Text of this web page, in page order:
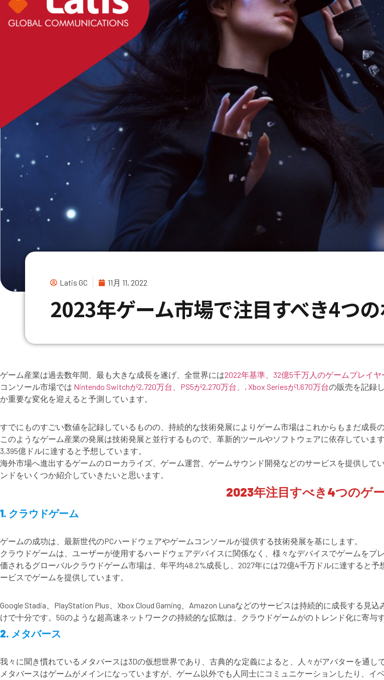
Latis GC 11月 11, 2022
2023年ゲーム市場で注目すべき4つ
ゲーム産業は過去数年間、最も大きな成長を遂げ、全世界には2022年基準、32億5千万人のゲームプレイヤ
コンソール市場では Nintendo Switchが2,720万台、PS5が2,270万台、, Xbox Seriesが1,670万台の販売を記録
か重要な変化を迎えると予測しています。
すでにものすごい数値を記録しているものの、持続的な技術発展によりゲーム市場はこれからもまだ成長
このようなゲーム産業の発展は技術発展と並行するもので、革新的ツールやソフトウェアに依存しています
3,395億ドルに達すると予想しています。
海外市場へ進出するゲームのローカライズ、ゲーム運営、ゲームサウンド開発などのサービスを提供して
ンドをいくつか紹介していきたいと思います。
2023年注目すべき4つのゲ
1. クラウドゲーム
ゲームの成功は、最新世代のPCハードウェアやゲームコンソールが提供する技術発展を基にします。
クラウドゲームは、ユーザーが使用するハードウェアデバイスに関係なく、様々なデバイスでゲームをプ
価されるグローバルクラウドゲーム市場は、年平均48.2%成長し、2027年には72億4千万ドルに達すると
ービスでゲームを提供しています。
Google Stadia、PlayStation Plus、Xbox Cloud Gaming、Amazon Lunaなどのサービスは持続的に成長する
けで十分です。5Gのような超高速ネットワークの持続的な拡散は、クラウドゲームがのトレンド化に寄与
2. メタバース
我々に聞き慣れているメタバースは3Dの仮想世界であり、古典的な定義によると、人々がアバターを通し
メタバースはゲームがメインになっていますが、ゲーム以外でも人同士にコミュニケーションしたり、